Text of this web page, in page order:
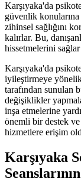
Karşıyaka'da
güvenlik
zihinsel sağlığını
kalırlar. Bu,
hissetmelerini
Karşıyaka'da
iyileştirmeye
tarafından sunulan
değişiklikler
inşa etmelerine
önemli bir destek ve
hizmetlere erişim
Karşıyaka